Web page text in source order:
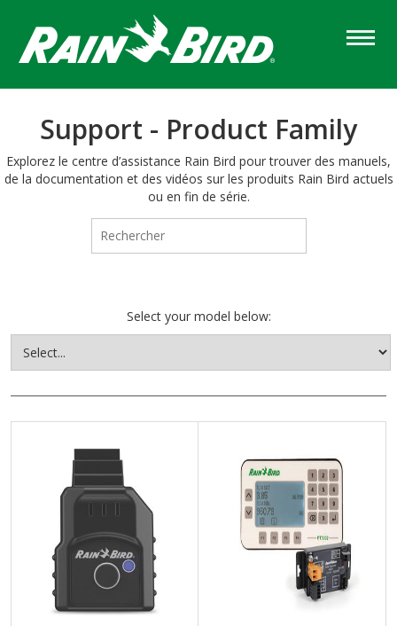
main
content
Support - Product Family
Explorez le centre d’assistance Rain Bird pour trouver des manuels,
de la documentation et des vidéos sur les produits Rain Bird actuels
ou en fin de série.
Select your model below: